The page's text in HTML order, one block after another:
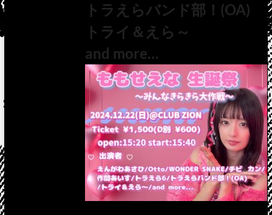
トラえらバンド部！(OA)
トライ＆えら～
and more…